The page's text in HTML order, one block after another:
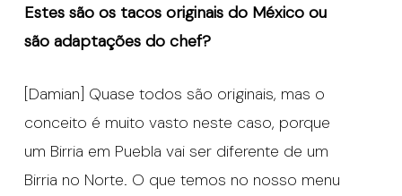
Estes são os tacos originais do México ou
são adaptações do chef?
[Damian] Quase todos são originais, mas o
conceito é muito vasto neste caso, porque
um Birria em Puebla vai ser diferente de um
Birria no Norte. O que temos no nosso menu